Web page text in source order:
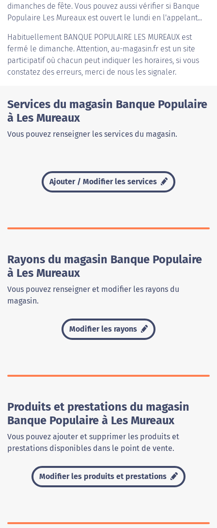
dimanches de fête. Vous pouvez aussi vérifier si Banque
Populaire Les Mureaux est ouvert le lundi en l'appelant...
Habituellement BANQUE POPULAIRE LES MUREAUX est
fermé le dimanche. Attention, au-magasin.fr est un site
participatif où chacun peut indiquer les horaires, si vous
constatez des erreurs, merci de nous les signaler.
Services du magasin Banque Populaire
à Les Mureaux
Vous pouvez renseigner les services du magasin.
Ajouter / Modifier les services
Rayons du magasin Banque Populaire
à Les Mureaux
Vous pouvez renseigner et modifier les rayons du
magasin.
Modifier les rayons
Produits et prestations du magasin
Banque Populaire à Les Mureaux
Vous pouvez ajouter et supprimer les produits et
prestations disponibles dans le point de vente.
Modifier les produits et prestations